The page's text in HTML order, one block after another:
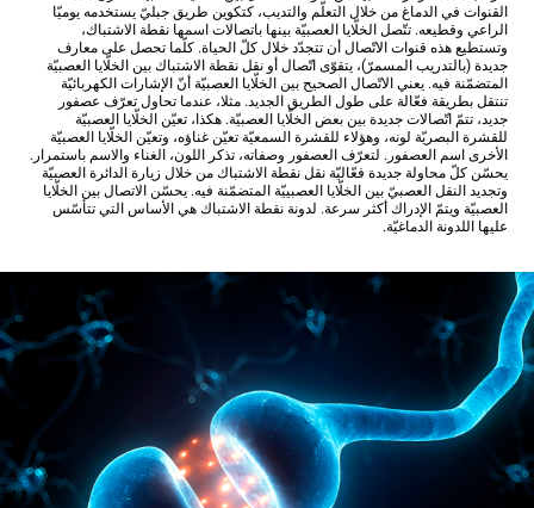
القنوات في الدماغ من خلال التعلّم والتديب، كتكوين طريق جبليّ يستخدمه يوميّا
الراعي وقطيعه. تتّصل الخلّايا العصبيّة بينها باتصالات اسمها نقطة الاشتباك،
وتستطيع هذه قنوات الاتّصال أن تتجدّد خلال كلّ الحياة. كلّما تحصل على معارف
جديدة (بالتدريب المسمرّ)، يتقوّى اتّصال أو نقل نقطة الاشتباك بين الخلّايا العصبيّة
المتضمّنة فيه. يعني الاتّصال الصحيح بين الخلّايا العصبيّة أنّ الإشارات الكهربائيّة
تنتقل بطريقة فعّالة على طول الطريق الجديد. مثلا، عندما تحاول تعرّف عصفور
جديد، تتمّ اتّصالات جديدة بين بعض الخلّايا العصبيّة. هكذا، تعيّن الخلّايا العصبيّة
للقشرة البصريّة لونه، وهؤلاء للقشرة السمعيّة تعيّن غناؤه، وتعيّن الخلّايا العصبيّة
الأخرى اسم العصفور. لتعرّف العصفور وصفاته، تذكر اللون، الغناء والاسم باستمرار.
يحسّن كلّ محاولة جديدة فعّاليّة نقل نقطة الاشتباك من خلال زيارة الدائرة العصبيّة
وتجديد النقل العصبيّ بين الخلّايا العصبييّة المتضمّنة فيه. يحسّن الاتصال بين الخلّايا
العصبيّة ويتمّ الإدراك أكثر سرعة. لدونة نقطة الاشتباك هي الأساس التي تتأسّس
عليها اللدونة الدماغيّة.